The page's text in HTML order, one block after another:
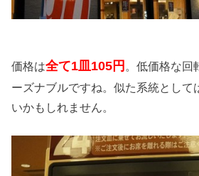
価格は全て1皿105円 。低価格な回
ーズナブルですね。似た系統として
いかもしれません。